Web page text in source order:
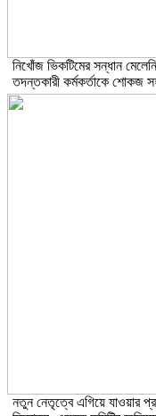
নিখোঁজ ভিকটিমের সন্ধান
তদন্তকারী কর্মকর্তাকে শোকজ
নতুন নেতৃত্বে এগিয়ে যাওয়ার